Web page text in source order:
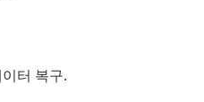
터 복구.